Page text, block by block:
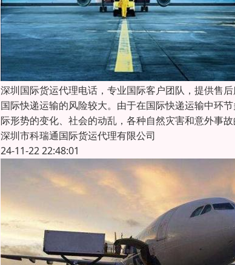
深圳国际货运代理电话，专业国际客户团队，提供售
国际快递运输的风险较大。由于在国际快递运输中环
际形势的变化、社会的动乱，各种自然灾害和意外事
深圳市科瑞通国际货运代理有限公司
24-11-22 22:48:01